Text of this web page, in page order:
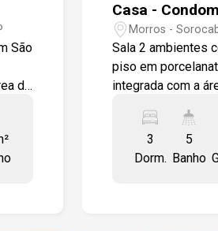
São
de
2
Casa -
Morros -
Sala 2 ambientes
piso em
integrada com a
escritório
piso laminado,
acabamentos,
3
Dorm.
5
Banho